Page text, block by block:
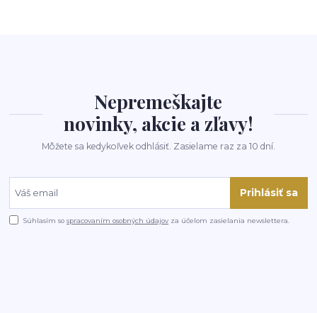
Nepremeškajte
novinky, akcie a zľavy!
Môžete sa kedykoľvek odhlásiť. Zasielame raz za 10 dní.
Prihlásiť sa
Súhlasím sospracovaním osobných údajov za účelom zasielania newslettera.